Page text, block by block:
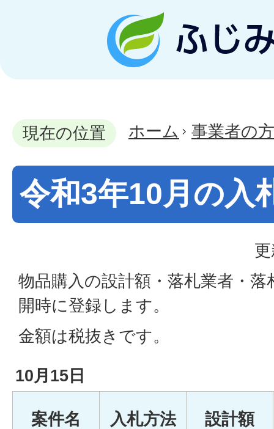
現在の位置 ホーム 事業者の
令和3年10月の入
物品購入の設計額・落札業者・
開時に登録します。
金額は税抜きです。
10月15日
案件名 入札方法 設計額